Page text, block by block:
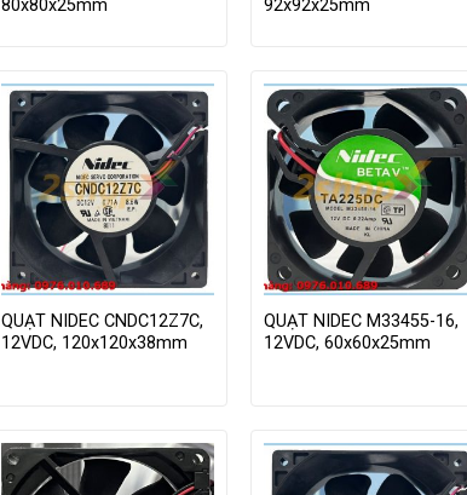
80x80x25mm
92x92x25mm
QUẠT NIDEC CNDC12Z7C,
12VDC, 120x120x38mm
QUẠT NIDEC M33455-16,
12VDC, 60x60x25mm